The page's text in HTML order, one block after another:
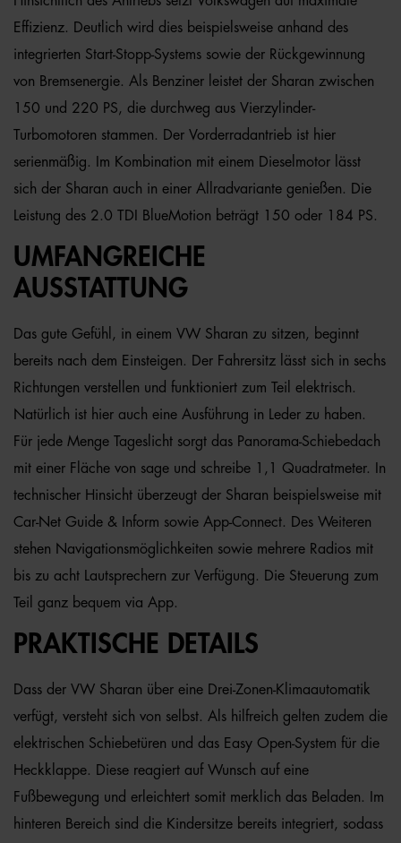
Effizienz. Deutlich wird dies beispielsweise anhand des
integrierten Start-Stopp-Systems sowie der Rückgewinnung
von Bremsenergie. Als Benziner leistet der Sharan zwischen
150 und 220 PS, die durchweg aus Vierzylinder-
Turbomotoren stammen. Der Vorderradantrieb ist hier
serienmäßig. Im Kombination mit einem Dieselmotor lässt
sich der Sharan auch in einer Allradvariante genießen. Die
Leistung des 2.0 TDI BlueMotion beträgt 150 oder 184 PS.
UMFANGREICHE
AUSSTATTUNG
Das gute Gefühl, in einem VW Sharan zu sitzen, beginnt
bereits nach dem Einsteigen. Der Fahrersitz lässt sich in sechs
Richtungen verstellen und funktioniert zum Teil elektrisch.
Natürlich ist hier auch eine Ausführung in Leder zu haben.
Für jede Menge Tageslicht sorgt das Panorama-Schiebedach
mit einer Fläche von sage und schreibe 1,1 Quadratmeter. In
technischer Hinsicht überzeugt der Sharan beispielsweise mit
Car-Net Guide & Inform sowie App-Connect. Des Weiteren
stehen Navigationsmöglichkeiten sowie mehrere Radios mit
bis zu acht Lautsprechern zur Verfügung. Die Steuerung zum
Teil ganz bequem via App.
PRAKTISCHE DETAILS
Dass der VW Sharan über eine Drei-Zonen-Klimaautomatik
verfügt, versteht sich von selbst. Als hilfreich gelten zudem die
elektrischen Schiebetüren und das Easy Open-System für die
Heckklappe. Diese reagiert auf Wunsch auf eine
Fußbewegung und erleichtert somit merklich das Beladen. Im
hinteren Bereich sind die Kindersitze bereits integriert, sodass